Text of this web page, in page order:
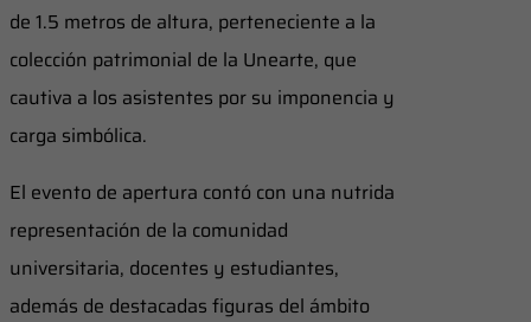
de 1.5 metros de altura, perteneciente a la
colección patrimonial de la Unearte, que
cautiva a los asistentes por su imponencia y
carga simbólica.
El evento de apertura contó con una nutrida
representación de la comunidad
universitaria, docentes y estudiantes,
además de destacadas figuras del ámbito